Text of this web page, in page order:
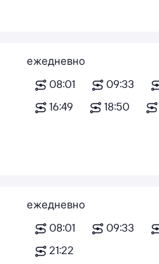
ежедневно
08:01
09:33
16:49
18:50
ежедневно
08:01
09:33
21:22